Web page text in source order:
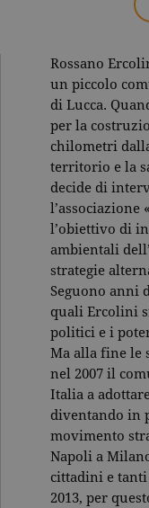
Rossano
un piccolo
di Lucca.
per la
chilometri
territorio e la
decide di
l’associazione
l’obiettivo di
ambientali
strategie
Seguono anni
quali Ercolini
politici e i
Ma alla fine le
nel 2007 il
Italia a
diventando in
movimento
Napoli a
cittadini e
2013, per